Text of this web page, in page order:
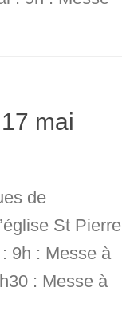
mai
de
St Pierre
9h : Messe à
: Messe à